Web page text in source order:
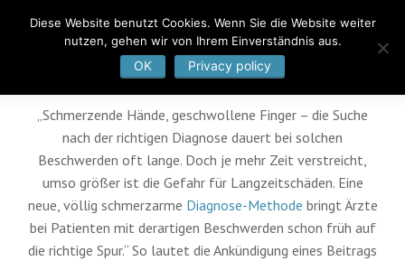
„Schmerzende Hände, geschwollene Finger – die Suche
nach der richtigen Diagnose dauert bei solchen
Beschwerden oft lange. Doch je mehr Zeit verstreicht,
umso größer ist die Gefahr für Langzeitschäden. Eine
neue, völlig schmerzarme Diagnose-Methode bringt Ärzte
bei Patienten mit derartigen Beschwerden schon früh auf
die richtige Spur.“ So lautet die Ankündigung eines Beitrags
Diese Website benutzt Cookies. Wenn Sie die Website weiter
nutzen, gehen wir von Ihrem Einverständnis aus.
OK Privacy policy